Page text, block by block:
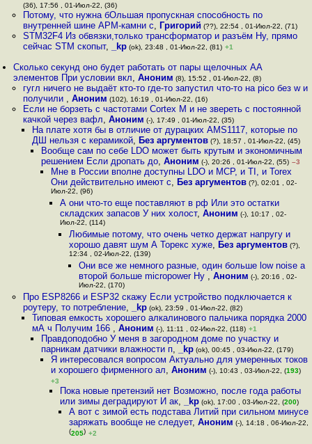
(36), 17:56 , 01-Июл-22, (36)
Потому, что нужна бОльшая пропускная способность по
внутренней шине АРМ-камни с, Григорий (??), 22:54 , 01-Июл-22, (71)
STM32F4 Из обвязки,только трансформатор и разъём Ну, прямо
сейчас STM скопыт, _kp(ok), 23:48 , 01-Июл-22, (81) +1
Сколько секунд оно будет работать от пары щелочных АА
элементов При условии вкл,Аноним (8), 15:52 , 01-Июл-22, (8)
гугл ничего не выдаёт кто-то где-то запустил что-то на pico без w и
получили , Аноним (102), 16:19 , 01-Июл-22, (16)
Если не борзеть с частотами Cortex M и не звереть с постоянной
качкой через вафл, Аноним (-), 17:49 , 01-Июл-22, (35)
На плате хотя бы в отличие от дурацких AMS1117, которые по
ДШ нельзя с керамикой, Без аргументов(?), 18:57 , 01-Июл-22, (45)
Вообще сам по себе LDO может быть крутым и экономичным
решением Если дропать до,Аноним (-), 20:26 , 01-Июл-22, (55) –3
Мне в России вполне доступны LDO и MCP, и TI, и Torex
Они действительно имеют с, Без аргументов(?), 02:01 , 02-
Июл-22, (96)
А они что-то еще поставляют в рф Или это остатки
складских запасов У них холост, Аноним (-), 10:17 , 02-
Июл-22, (114)
Любимые потому, что очень четко держат напругу и
хорошо давят шум А Торекс хуже, Без аргументов (?),
12:34 , 02-Июл-22, (139)
Они все же немного разные, один больше low noise а
второй больше micropower Ну , Аноним (-), 20:16 , 02-
Июл-22, (170)
Про ESP8266 и ESP32 скажу Если устройство подключается к
роутеру, то потребление, _kp(ok), 23:59 , 01-Июл-22, (82)
Типовая емкость хорошего алкалинового пальчика порядка 2000
мА ч Получим 166 , Аноним (-), 11:11 , 02-Июл-22, (118) +1
Правдоподобно У меня в загородном доме по участку и
парникам датчики влажности п, _kp (ok), 00:45 , 03-Июл-22, (179)
Я интересовался вопросом Актуально для умеренных токов
и хорошего фирменного ал, Аноним (-), 10:43 , 03-Июл-22, (193)
+3
Пока новые претензий нет Возможно, после года работы
или зимы деградируют И ак, _kp(ok), 17:00 , 03-Июл-22, (200)
А вот с зимой есть подстава Литий при сильном минусе
заряжать вообще не следует,Аноним (-), 14:18 , 06-Июл-22,
(205) +2